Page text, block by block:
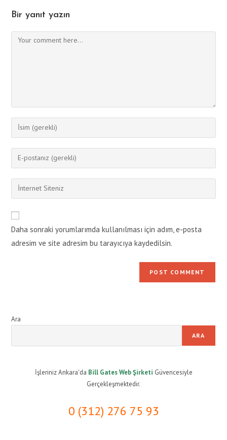
Bir yanıt yazın
Comment
Enter
your
name
comment
Enter
your
email
address
Enter
your
URL
(optional)
Daha sonraki yorumlarımda kullanılması için adım, e-posta
adresim ve site adresim bu tarayıcıya kaydedilsin.
Ara
ARA
İşleriniz Ankara'da Bill Gates Web Şirketi Güvencesiyle
Gerçekleşmektedir.
0 (312) 276 75 93